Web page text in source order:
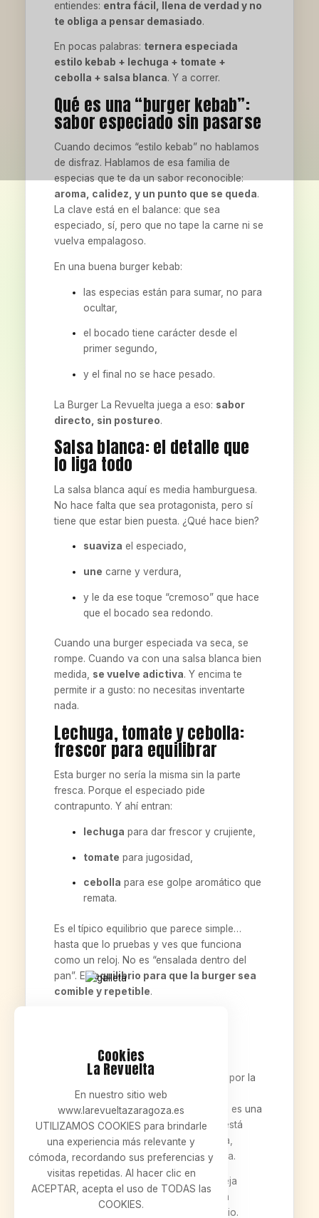
entiendes: entra fácil, llena de verdad y no
te obliga a pensar demasiado.
En pocas palabras: ternera especiada
estilo kebab + lechuga + tomate +
cebolla + salsa blanca. Y a correr.
Qué es una “burger kebab”:
sabor especiado sin pasarse
Cuando decimos “estilo kebab” no hablamos
de disfraz. Hablamos de esa familia de
especias que te da un sabor reconocible:
aroma, calidez, y un punto que se queda.
La clave está en el balance: que sea
especiado, sí, pero que no tape la carne ni se
vuelva empalagoso.
En una buena burger kebab:
las especias están para sumar, no para
ocultar,
el bocado tiene carácter desde el
primer segundo,
y el final no se hace pesado.
La Burger La Revuelta juega a eso: sabor
directo, sin postureo.
Salsa blanca: el detalle que
lo liga todo
La salsa blanca aquí es media hamburguesa.
No hace falta que sea protagonista, pero sí
tiene que estar bien puesta. ¿Qué hace bien?
suaviza el especiado,
une carne y verdura,
y le da ese toque “cremoso” que hace
que el bocado sea redondo.
Cuando una burger especiada va seca, se
rompe. Cuando va con una salsa blanca bien
medida, se vuelve adictiva. Y encima te
permite ir a gusto: no necesitas inventarte
nada.
Lechuga, tomate y cebolla:
frescor para equilibrar
Esta burger no sería la misma sin la parte
fresca. Porque el especiado pide
contrapunto. Y ahí entran:
lechuga para dar frescor y crujiente,
tomate para jugosidad,
cebolla para ese golpe aromático que
remata.
Es el típico equilibrio que parece simple…
hasta que lo pruebas y ves que funciona
como un reloj. No es “ensalada dentro del
pan”. Esequilibrio para que la burger sea
comible y repetible.
Zaragoza (San José)
Si estás porZaragoza
, y en especial por la
zona deSan José, y te apetece una
hamburguesa con rollo diferente, esta es una
apuesta seria. La Burger La Revuelta está
pensada para el plan real: gente, barra,
terraza, risas y “otra ronda” si se tercia.
Y lo mejor: no es una burger que te deja
clavado. Es contundente, sí, pero está
diseñada para que el bocado sea limpio.
Cookies
La Revuelta
En nuestro sitio web
www.larevueltazaragoza.es
UTILIZAMOS COOKIES para brindarle
una experiencia más relevante y
cómoda, recordando sus preferencias y
visitas repetidas. Al hacer clic en
ACEPTAR, acepta el uso de TODAS las
COOKIES.